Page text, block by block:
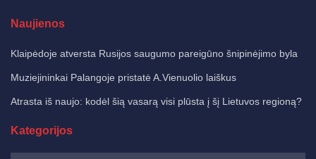
Naujienos
Klaipėdoje atversta Rusijos saugumo pareigūno šnipinėjimo byla
Muziejininkai Palangoje pristatė A.Vienuolio laiškus
Atrasta iš naujo: kodėl šią vasarą visi plūsta į šį Lietuvos regioną?
Kategorijos